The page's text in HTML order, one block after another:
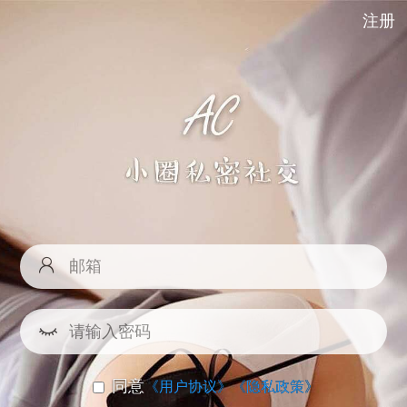
注册
同意《用户协议》《隐私政策》